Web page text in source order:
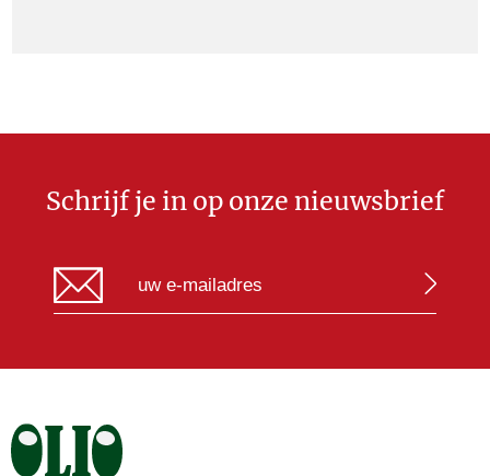
Schrijf je in op onze nieuwsbrief